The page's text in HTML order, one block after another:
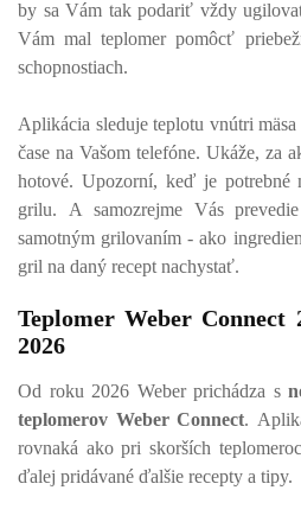
by sa Vám tak podariť vždy
Vám mal teplomer pomôcť
schopnostiach.
Aplikácia sleduje teplotu vnútri
čase na Vašom telefóne. Ukáže, za
hotové. Upozorní, keď je
grilu. A samozrejme Vás
samotným grilovaním - ako
gril na daný recept nachystať.
Teplomer Weber Connect
2026
Od roku 2026 Weber prichádza s
teplomerov Weber Connect.
rovnaká ako pri skorších
ďalej pridávané ďalšie recepty a tipy.